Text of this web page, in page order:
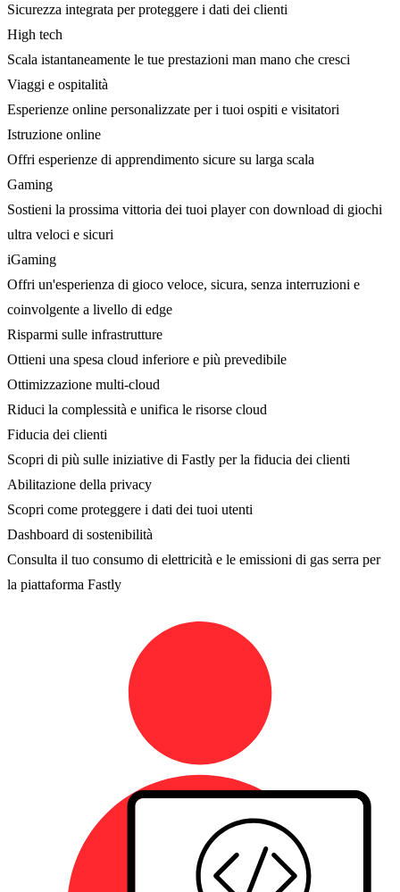
Sicurezza integrata per proteggere i dati dei clienti
High tech
Scala istantaneamente le tue prestazioni man mano che cresci
Viaggi e ospitalità
Esperienze online personalizzate per i tuoi ospiti e visitatori
Istruzione online
Offri esperienze di apprendimento sicure su larga scala
Gaming
Sostieni la prossima vittoria dei tuoi player con download di giochi
ultra veloci e sicuri
iGaming
Offri un'esperienza di gioco veloce, sicura, senza interruzioni e
coinvolgente a livello di edge
Risparmi sulle infrastrutture
Ottieni una spesa cloud inferiore e più prevedibile
Ottimizzazione multi-cloud
Riduci la complessità e unifica le risorse cloud
Fiducia dei clienti
Scopri di più sulle iniziative di Fastly per la fiducia dei clienti
Abilitazione della privacy
Scopri come proteggere i dati dei tuoi utenti
Dashboard di sostenibilità
Consulta il tuo consumo di elettricità e le emissioni di gas serra per
la piattaforma Fastly